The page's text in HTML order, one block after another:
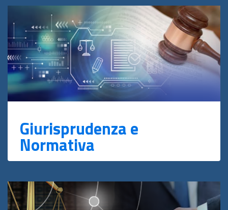
Giurisprudenza e
Normativa